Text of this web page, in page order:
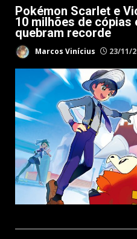
Pokémon Scarlet e
10 milhões de cópias
quebram recorde
Marcos Vinícius 23/11/